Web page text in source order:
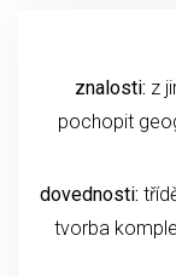
znalosti: z
pochopit
dovednosti:
tvorba